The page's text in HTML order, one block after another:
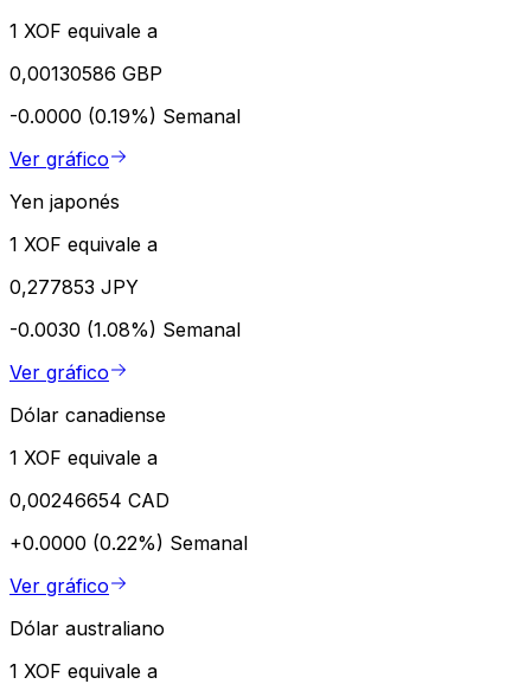
1 XOF equivale a
0,00130586 GBP
-0.0000 (0.19%) Semanal
Ver gráfico
Yen japonés
1 XOF equivale a
0,277853 JPY
-0.0030 (1.08%) Semanal
Ver gráfico
Dólar canadiense
1 XOF equivale a
0,00246654 CAD
+0.0000 (0.22%) Semanal
Ver gráfico
Dólar australiano
1 XOF equivale a